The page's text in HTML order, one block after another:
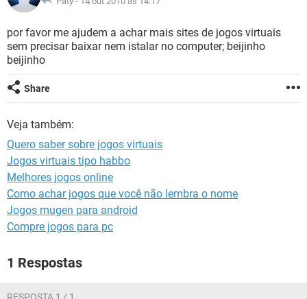
GUIA DE COMPRAS
OUTLOOK
INSTAGRAM GMAIL
GUIA DE COMPRAS
CELULAR
OUTLOOK EXCEL
INSTAGRAM
GUIA DE COMPRAS
JOGOS WHATSAPP
CELULAR FACEBOOK
INSTAGRAM
GUIA DE COMPRAS
por favor me ajudem a achar mais sites de jogos virtuais
sem precisar baixar nem istalar no computer; beijinho
beijinho
Share
Veja também:
Quero saber sobre jogos virtuais
Jogos virtuais tipo habbo
Melhores jogos online
Como achar jogos que você não lembra o nome
Jogos mugen para android
Compre jogos para pc
1 Respostas